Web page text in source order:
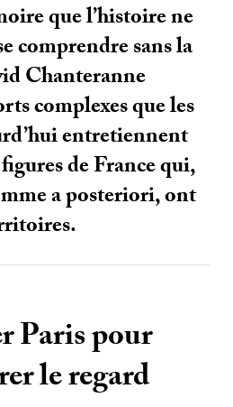
que l’histoire ne
comprendre sans la
Chanteranne
complexes que les
entretiennent
de France qui,
a posteriori, ont
Paris pour
le regard